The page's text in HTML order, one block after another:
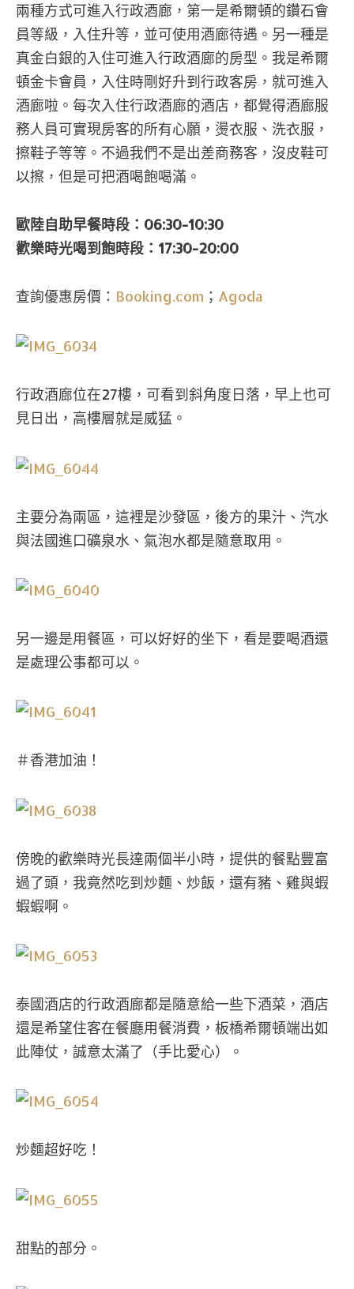
兩種方式可進入行政酒廊，第一是希爾頓的鑽石會
員等級，入住升等，並可使用酒廊待遇。另一種是
真金白銀的入住可進入行政酒廊的房型。我是希爾
頓金卡會員，入住時剛好升到行政客房，就可進入
酒廊啦。每次入住行政酒廊的酒店，都覺得酒廊服
務人員可實現房客的所有心願，燙衣服、洗衣服，
擦鞋子等等。不過我們不是出差商務客，沒皮鞋可
以擦，但是可把酒喝飽喝滿。
歐陸自助早餐時段：06:30-10:30
歡樂時光喝到飽時段：17:30-20:00
查詢優惠房價： Booking.com ； Agoda
行政酒廊位在27樓，可看到斜角度日落，早上也可
見日出，高樓層就是威猛。
主要分為兩區，這裡是沙發區，後方的果汁、汽水
與法國進口礦泉水、氣泡水都是隨意取用。
另一邊是用餐區，可以好好的坐下，看是要喝酒還
是處理公事都可以。
＃香港加油！
傍晚的歡樂時光長達兩個半小時，提供的餐點豐富
過了頭，我竟然吃到炒麵、炒飯，還有豬、雞與蝦
蝦蝦啊。
泰國酒店的行政酒廊都是隨意給一些下酒菜，酒店
還是希望住客在餐廳用餐消費，板橋希爾頓端出如
此陣仗，誠意太滿了（手比愛心）。
炒麵超好吃！
甜點的部分。